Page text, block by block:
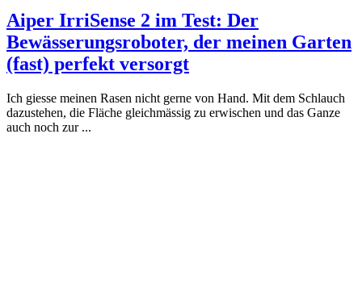
Aiper IrriSense 2 im Test: Der
Bewässerungsroboter, der meinen Garten
(fast) perfekt versorgt
Ich giesse meinen Rasen nicht gerne von Hand. Mit dem Schlauch
dazustehen, die Fläche gleichmässig zu erwischen und das Ganze
auch noch zur ...